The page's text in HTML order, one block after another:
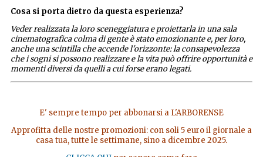
Cosa si porta dietro da questa esperienza?
Veder realizzata la loro sceneggiatura e proiettarla in una sala
cinematografica colma di gente è stato emozionante e, per loro,
anche una scintilla che accende l'orizzonte:la consapevolezza
che i sogni si possono realizzare e la vita può offrire opportunità e
momenti diversi da quelli a cui forse erano legati.
E' sempre tempo per abbonarsi a L'ARBORENSE
Approfitta delle nostre promozioni: con soli 5 euro il giornale a
casa tua, tutte le settimane, sino a dicembre 2025.